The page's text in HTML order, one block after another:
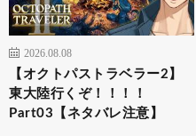
2026.08.08
【オクトパストラベラー2】
東大陸行くぞ！！！！
Part03【ネタバレ注意】